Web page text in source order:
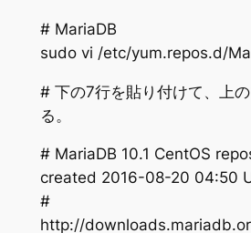
# MariaDB
sudo vi /etc/yum.repos.d/
# 下の7行を貼り付けて、上
る。
# MariaDB 10.1 CentOS
created 2016-08-20 04:50
#
http://